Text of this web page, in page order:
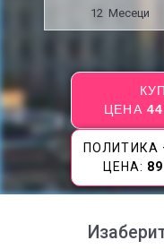
12 Месеци
ЦЕНА
ПОЛИТИКА
ЦЕНА: